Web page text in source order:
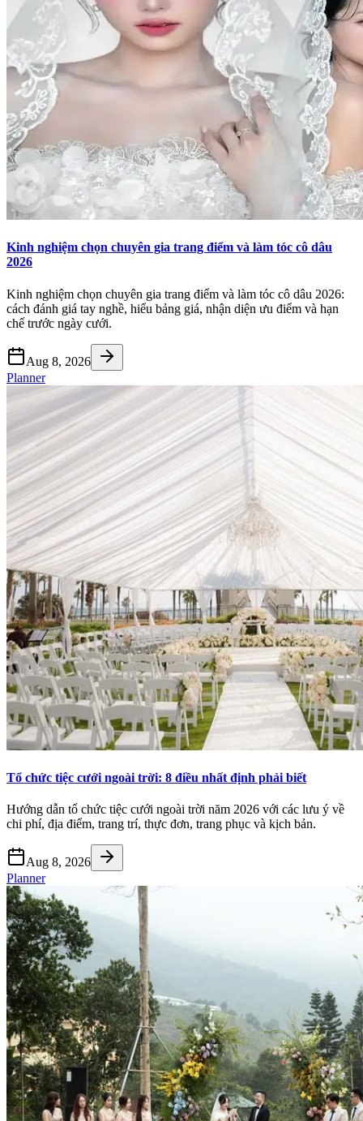
Kinh nghiệm chọn chuyên gia trang điểm và làm tóc cô dâu
2026
Kinh nghiệm chọn chuyên gia trang điểm và làm tóc cô dâu 2026:
cách đánh giá tay nghề, hiểu bảng giá, nhận diện ưu điểm và hạn
chế trước ngày cưới.
Aug 8, 2026
Planner
Tổ chức tiệc cưới ngoài trời: 8 điều nhất định phải biết
Hướng dẫn tổ chức tiệc cưới ngoài trời năm 2026 với các lưu ý về
chi phí, địa điểm, trang trí, thực đơn, trang phục và kịch bản.
Aug 8, 2026
Planner